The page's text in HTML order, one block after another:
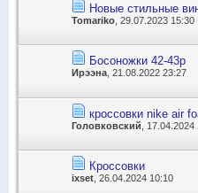
Новые стильные
Tomariko , 29.07.2023 15:30
Босоножки 42-43р
Ирээна, 21.08.2022 23:27
кроссовки nike air
Головковский ,
Кроссовки
ixset, 26.04.2024 10:10